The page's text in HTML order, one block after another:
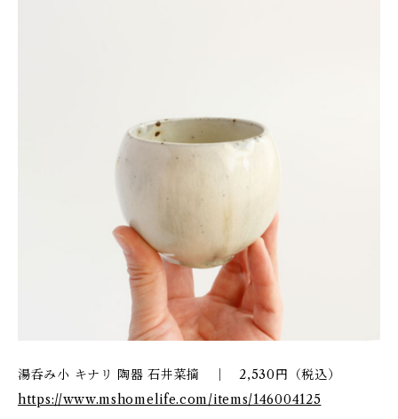
湯呑み小 キナリ 陶器 石井菜摘 ｜ 2,530円（税込）
https://www.mshomelife.com/items/146004125